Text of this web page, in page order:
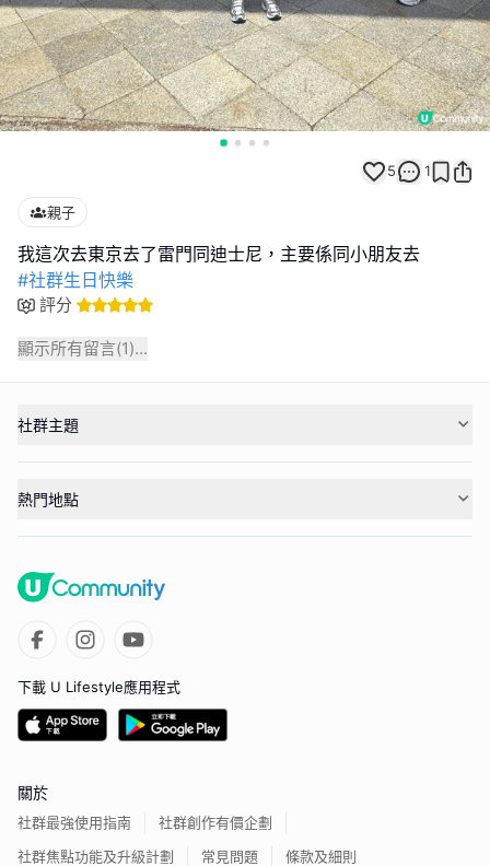
5 1
親子
#社群生日快樂
評分
顯示所有留言(1)...
社群主題
熱門地點
下載 U Lifestyle應用程式
關於
社群最強使用指南
社群創作有價企劃
社群焦點功能及升級計劃
常見問題 條款及細則